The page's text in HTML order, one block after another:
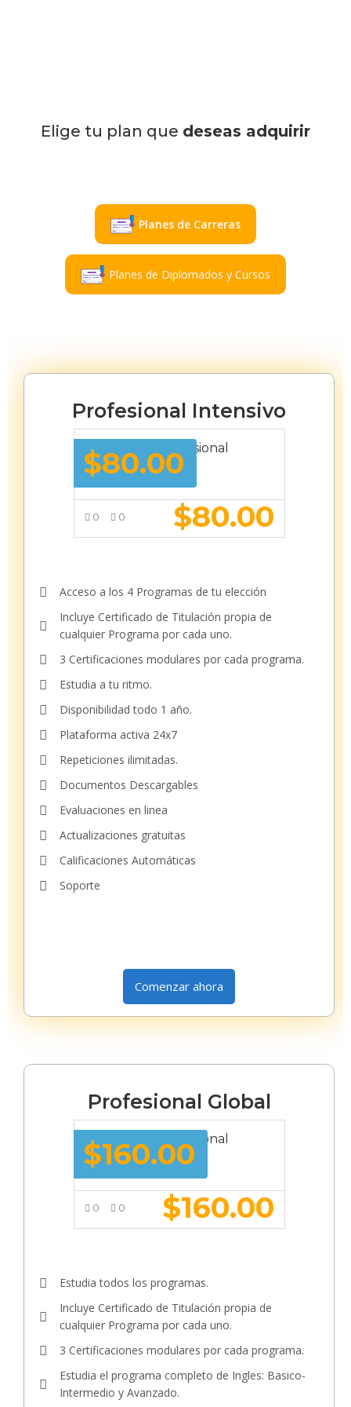
Elige tu plan que deseas adquirir
Planes de Carreras
Planes de Diplomados y Cursos
Profesional Intensivo
$80.00
Membresía Profesional
Intensivo
0 0 $80.00
Acceso a los 4 Programas de tu elección
Incluye Certificado de Titulación propia de
cualquier Programa por cada uno.
3 Certificaciones modulares por cada programa.
Estudia a tu ritmo.
Disponibilidad todo 1 año.
Plataforma activa 24x7
Repeticiones ilimitadas.
Documentos Descargables
Evaluaciones en linea
Actualizaciones gratuitas
Calificaciones Automáticas
Soporte
Comenzar ahora
Profesional Global
$160.00
Membresía Profesional
Global
0 0 $160.00
Estudia todos los programas.
Incluye Certificado de Titulación propia de
cualquier Programa por cada uno.
3 Certificaciones modulares por cada programa.
Estudia el programa completo de Ingles: Basico-
Intermedio y Avanzado.